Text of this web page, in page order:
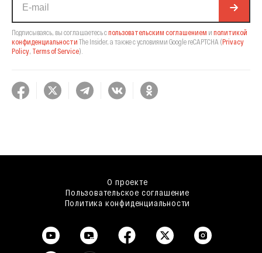
Подписываясь, вы соглашаетесь спользовательским соглашением и политикой
конфиденциальности The Insider, а также с условиями Google reCAPTCHA (Privacy
Policy, Terms of Service).
О проекте
Пользовательское соглашение
Политика конфиденциальности